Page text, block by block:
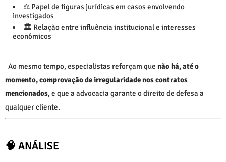
⚖️ Papel de figuras jurídicas em casos envolvendo
investigados
🏛️ Relação entre influência institucional e interesses
econômicos
Ao mesmo tempo, especialistas reforçam que não há, até o
momento, comprovação de irregularidade nos contratos
mencionados, e que a advocacia garante o direito de defesa a
qualquer cliente.
🧠 ANÁLISE